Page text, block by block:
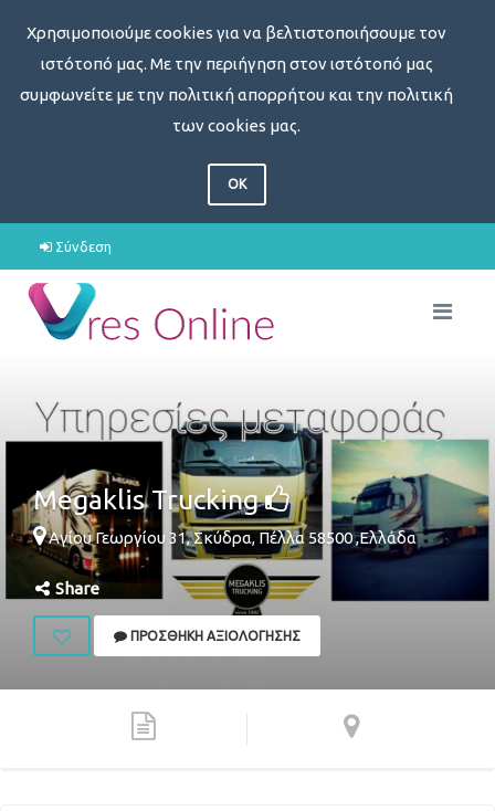
Χρησιμοποιούμε cookies για να βελτιστοποιήσουμε τον
ιστότοπό μας. Με την περιήγηση στον ιστότοπό μας
συμφωνείτε με την πολιτική απορρήτου και την πολιτική
των cookies μας.
OK
Σύνδεση
Megaklis Trucking
Αγίου Γεωργίου 31,Σκύδρα, Πέλλα 58500,Ελλάδα
Share
ΠΡΟΣΘΉΚΗ ΑΞΙΟΛΌΓΗΣΗΣ